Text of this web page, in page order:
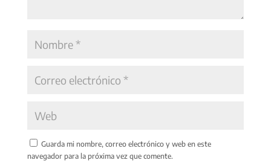
Guarda mi nombre, correo electrónico y web en este
navegador para la próxima vez que comente.